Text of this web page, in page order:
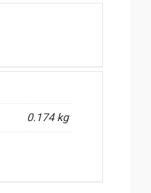
0.174 kg